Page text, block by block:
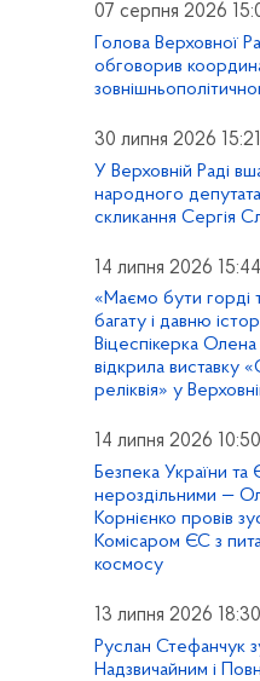
07 серпня 2026
Голова Верховної
обговорив
30 липня 2026 15:21
У Верховній Раді
народного
скликання Сергія
14 липня 2026 15:44
«Маємо бути горді
багату і давню
Віцеспікерка
відкрила виставку
реліквія» у
14 липня 2026 10:50
Безпека України та
нероздільними —
Корнієнко провів
Комісаром ЄС з
космосу
13 липня 2026 18:30
Руслан Стефанчук
Надзвичайним і